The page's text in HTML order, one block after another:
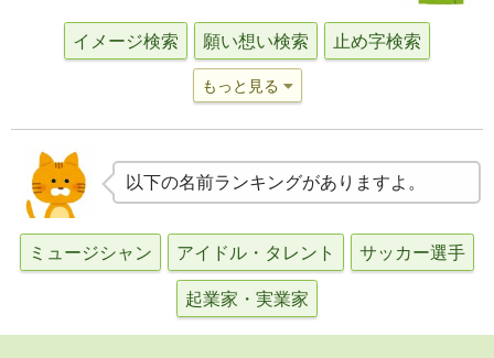
イメージ検索 願い想い検索 止め字検索
もっと見る
以下の名前ランキングがありますよ。
ミュージシャン アイドル・タレント サッカー選手
起業家・実業家